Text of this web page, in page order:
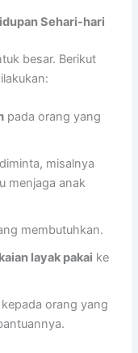
Sehari-hari
besar. Berikut
pada orang yang
misalnya
menjaga anak
membutuhkan.
layak pakai ke
kepada orang yang